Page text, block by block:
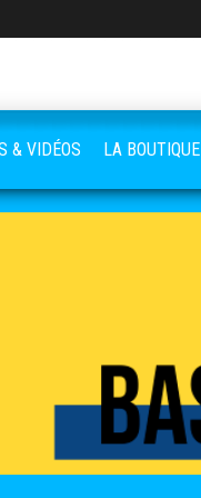
& VIDÉOS LA BOUTIQUE